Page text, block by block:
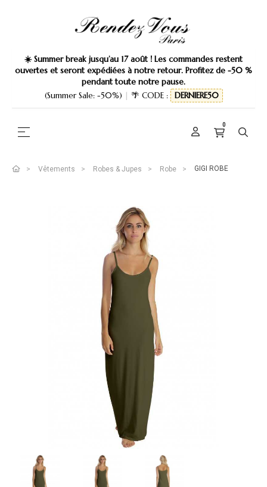
☀️ Summer break jusqu’au 17 août ! Les commandes restent
ouvertes et seront expédiées à notre retour. Profitez de -50 %
pendant toute notre pause.
(Summer Sale: -50%) | 🌴 CODE : DERNIERE50
Basculer la navigation
☰
0
Vêtements Robes & Jupes Robe GIGI ROBE